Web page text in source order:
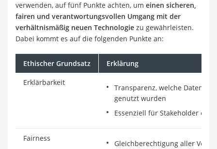
verwenden, auf fünf Punkte achten, um einen sicheren,
fairen und verantwortungsvollen Umgang mit der
verhältnismäßig neuen Technologie zu gewährleisten.
Dabei kommt es auf die folgenden Punkte an:
Ethischer Grundsatz Erklärung
Erklärbarkeit
Transparenz, welche Daten
genutzt wurden
Essenziell für Stakeholder etc.
Fairness
Gleichberechtigung aller